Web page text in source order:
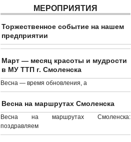
МЕРОПРИЯТИЯ
Торжественное событие на нашем
предприятии
Март — месяц красоты и мудрости
в МУ ТТП г. Смоленска
Весна — время обновления, а
Весна на маршрутах Смоленска
Весна на маршрутах Смоленска:
поздравляем